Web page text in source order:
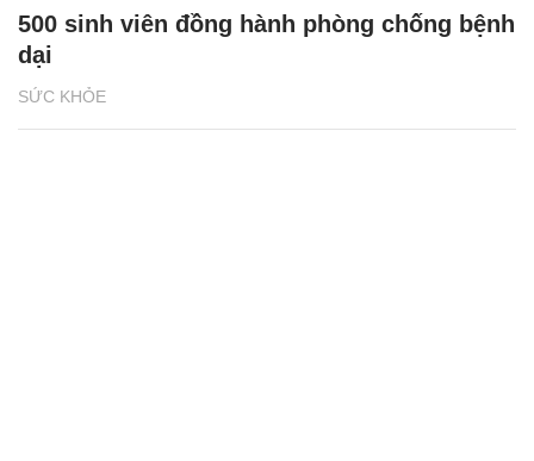
SỨC KHỎE
500 sinh viên đồng hành phòng chống bệnh
dại